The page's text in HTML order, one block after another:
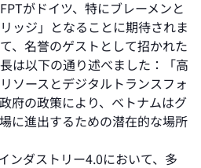
がドイツ、特にブレーメンと
ッジ」となることに期待されま
、名誉のゲストとして招かれた
は以下の通り述べました：「高
ソースとデジタルトランスフォ
府の政策により、ベトナムはグ
に進出するための潜在的な場所
ンダストリー4.0において、多